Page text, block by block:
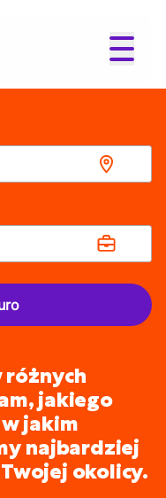
różnych
jakiego
jakim
najbardziej
okolicy.